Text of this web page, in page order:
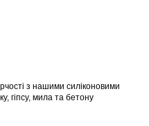
з нашими силіконовими
гіпсу, мила та бетону